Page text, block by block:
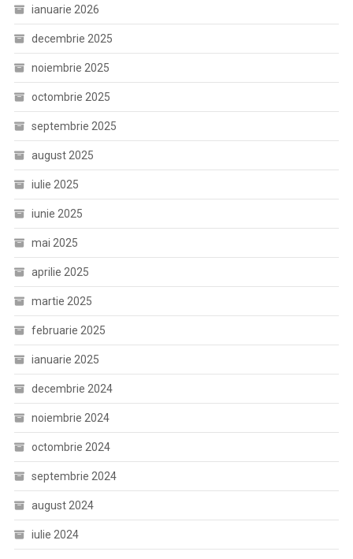
ianuarie 2026
decembrie 2025
noiembrie 2025
octombrie 2025
septembrie 2025
august 2025
iulie 2025
iunie 2025
mai 2025
aprilie 2025
martie 2025
februarie 2025
ianuarie 2025
decembrie 2024
noiembrie 2024
octombrie 2024
septembrie 2024
august 2024
iulie 2024